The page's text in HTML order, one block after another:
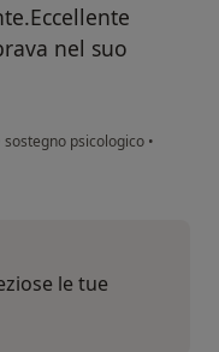
nel suo
sostegno psicologico •
le tue